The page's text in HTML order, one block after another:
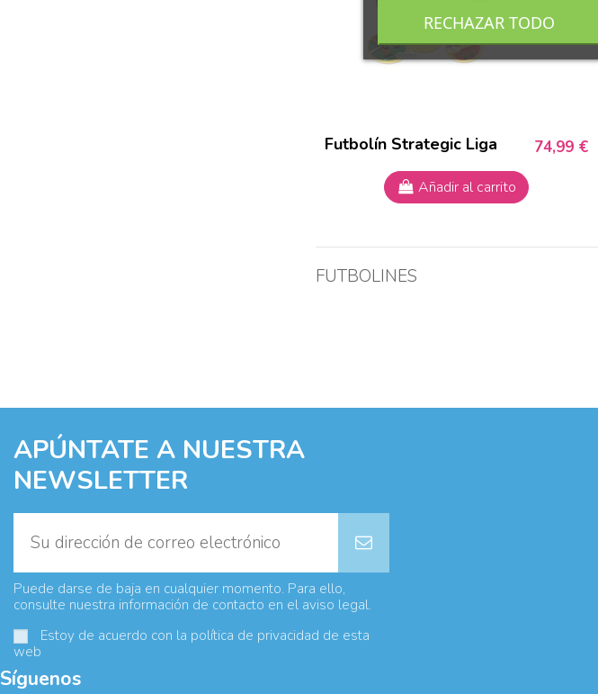
Futbolín Strategic Liga 74,99 €
Añadir al carrito
FUTBOLINES
APÚNTATE A NUESTRA
NEWSLETTER
Puede darse de baja en cualquier momento. Para ello,
consulte nuestra información de contacto en el aviso legal.
Estoy de acuerdo con la política de privacidad de esta
web
Síguenos
RECHAZAR TODO